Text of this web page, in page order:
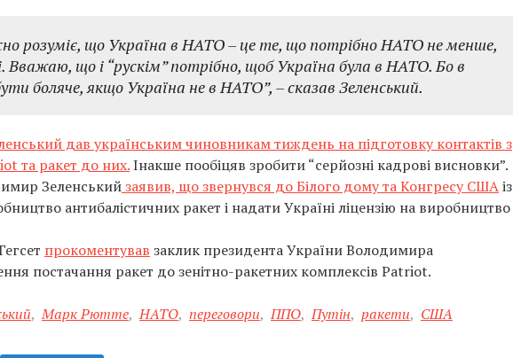
розуміє, що Україна в НАТО – це те, що потрібно НАТО не менше,
Вважаю, що і “рускім” потрібно, щоб Україна була в НАТО. Бо в
боляче, якщо Україна не в НАТО”, – сказав Зеленський.
дав українським чиновникам тиждень на підготовку контактів з
та ракет до них.Інакше пообіцяв зробити “серйозні кадрові висновки”.
Зеленськийзаявив, що звернувся до Білого дому та Конгресу СШАіз
антибалістичних ракет і надати Україні ліцензію на виробництво
прокоментував заклик президента України Володимира
постачання ракет до зенітно-ракетних комплексів Patriot.
, Марк Рютте, НАТО, переговори, ППО, Путін, ракети, США